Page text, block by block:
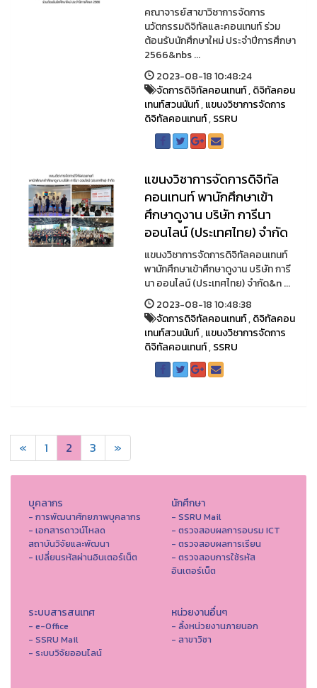
คณาจารย์สาขาวิชาการจัดการ
นวัตกรรมดิจิทัลและคอนเทนท์ ร่วม
ต้อนรับนักศึกษาใหม่ ประจำปีการศึกษา
2566&nbs ...
2023-08-18 10:48:24
จัดการดิจิทัลคอนเทนท์,ดิจิทัลคอน
เทนท์สวนนันท์,แขนงวิชาการจัดการ
ดิจิทัลคอนเทนท์,SSRU
แขนงวิชาการจัดการดิจิทัล
คอนเทนท์ พานักศึกษาเข้า
ศึกษาดูงาน บริษัท การีนา
ออนไลน์ (ประเทศไทย) จํากัด
แขนงวิชาการจัดการดิจิทัลคอนเทนท์
พานักศึกษาเข้าศึกษาดูงาน บริษัท การี
นา ออนไลน์ (ประเทศไทย) จํากัด&n ...
2023-08-18 10:48:38
จัดการดิจิทัลคอนเทนท์,ดิจิทัลคอน
เทนท์สวนนันท์,แขนงวิชาการจัดการ
ดิจิทัลคอนเทนท์,SSRU
« 1 2 3 »
บุคลากร
- การพัฒนาศักยภาพบุคลากร
- เอกสารดาวน์โหลด
สถาบันวิจัยและพัฒนา
- เปลี่ยนรหัสผ่านอินเตอร์เน็ต
นักศึกษา
- SSRU Mail
- ตรวจสอบผลการอบรม ICT
- ตรวจสอบผลการเรียน
- ตรวจสอบการใช้รหัส
อินเตอร์เน็ต
ระบบสารสนเทศ
- e-Office
- SSRU Mail
- ระบบวิจัยออนไลน์
หน่วยงานอื่นๆ
- ลิ้งหน่วยงานภายนอก
- สาขาวิชา